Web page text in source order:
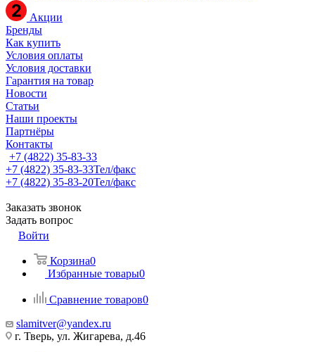
Акции
Бренды
Как купить
Условия оплаты
Условия доставки
Гарантия на товар
Новости
Статьи
Наши проекты
Партнёры
Контакты
+7 (4822) 35-83-33
+7 (4822) 35-83-33Тел/факс
+7 (4822) 35-83-20Тел/факс
Заказать звонок
Задать вопрос
Войти
Корзина0
Избранные товары0
Сравнение товаров0
slamitver@yandex.ru
г. Тверь, ул. Жигарева, д.46